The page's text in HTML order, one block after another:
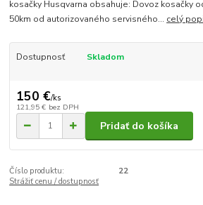
kosačky Husqvarna obsahuje: Dovoz kosačky
50km od autorizovaného servisného... celý
Dostupnosť Skladom
150 €/ks
121,95 € bez DPH
Pridať do košíka
Číslo produktu:
22
Strážiť cenu / dostupnosť